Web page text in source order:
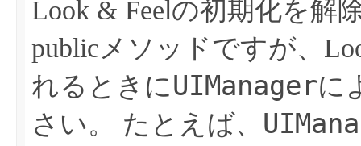
Look & Feelの初期化を解
publicメソッドですが、
れるときにUIManagerに
さい。
たとえば、